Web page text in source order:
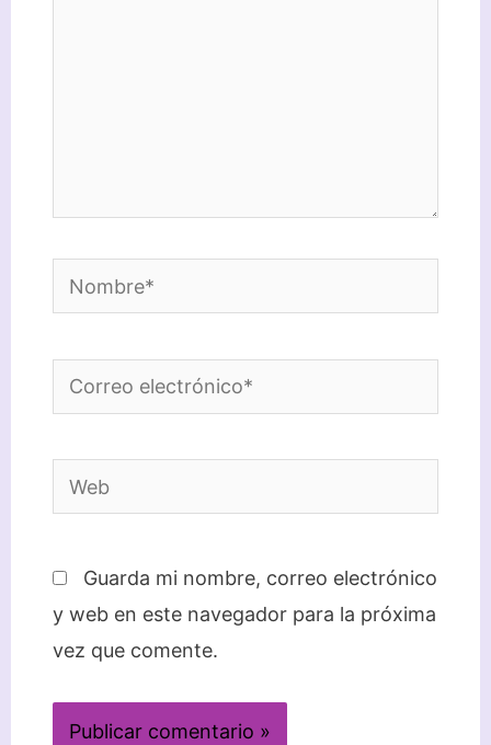
Nombre*
Correo
electrónico*
Web
Guarda mi nombre, correo electrónico
y web en este navegador para la próxima
vez que comente.